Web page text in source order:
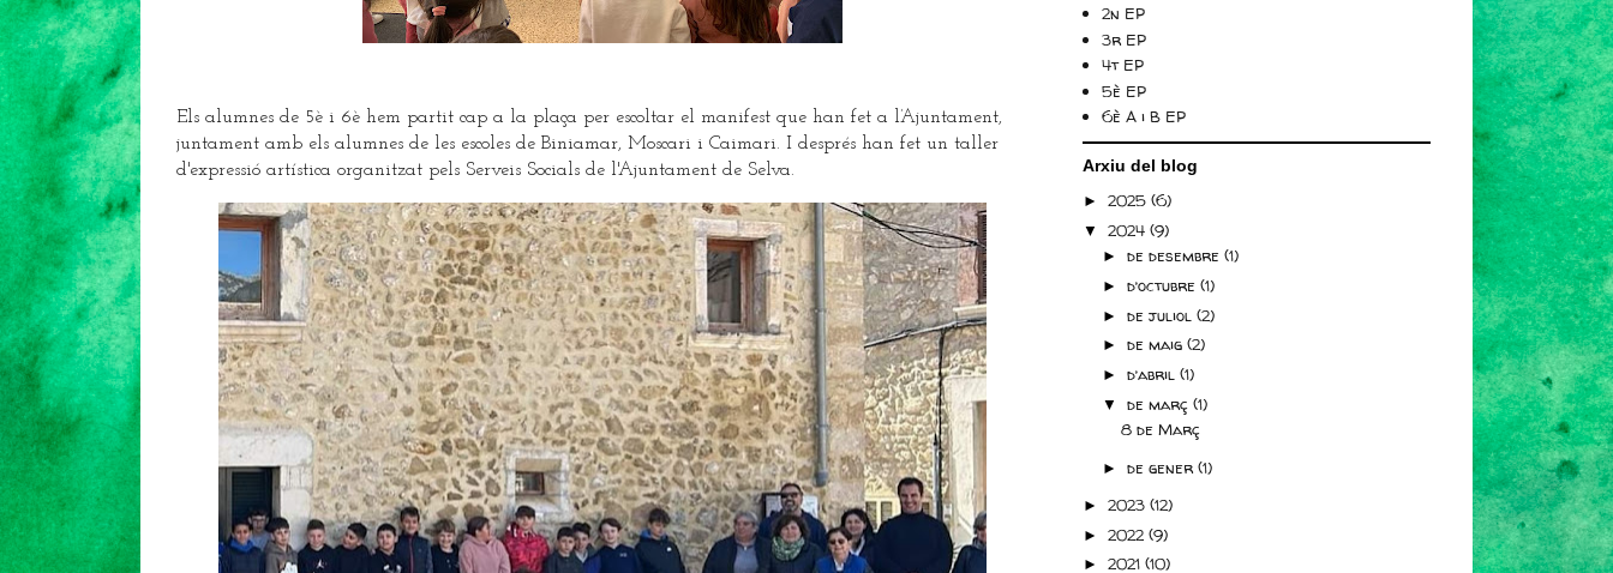
Els alumnes de 5è i 6è hem partit cap a la plaça per escoltar el manifest que han fet a l’Ajuntament,
juntament amb els alumnes de les escoles de Biniamar, Moscari i Caimari. I després han fet un taller
d'expressió artística organitzat pels Serveis Socials de l'Ajuntament de Selva.
2n EP
3r EP
4t EP
5è EP
6è A i B EP
Arxiu del blog
► 2025 (6)
▼ 2024 (9)
► de desembre (1)
► d’octubre (1)
► de juliol (2)
► de maig (2)
► d’abril (1)
▼ de març (1)
8 de Març
► de gener(1)
► 2023 (12)
► 2022 (9)
► 2021 (10)